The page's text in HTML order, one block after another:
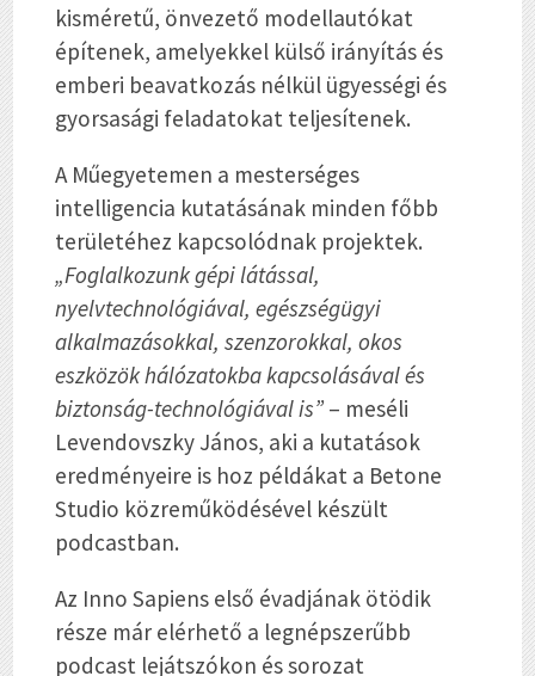
kisméretű, önvezető modellautókat
építenek, amelyekkel külső irányítás és
emberi beavatkozás nélkül ügyességi és
gyorsasági feladatokat teljesítenek.
A Műegyetemen a mesterséges
intelligencia kutatásának minden főbb
területéhez kapcsolódnak projektek.
„Foglalkozunk gépi látással,
nyelvtechnológiával, egészségügyi
alkalmazásokkal, szenzorokkal, okos
eszközök hálózatokba kapcsolásával és
biztonság-technológiával is”– meséli
Levendovszky János, aki a kutatások
eredményeire is hoz példákat a Betone
Studio közreműködésével készült
podcastban.
Az Inno Sapiens első évadjának ötödik
része már elérhető a legnépszerűbb
podcast lejátszókon és sorozat